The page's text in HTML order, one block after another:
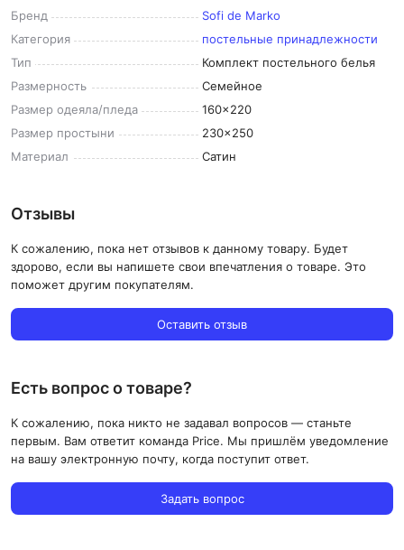
Бренд
Sofi de Marko
Категория
постельные принадлежности
Тип
Комплект постельного белья
Размерность
Семейное
Размер одеяла/пледа
160x220
Размер простыни
230x250
Материал
Сатин
Отзывы
К сожалению, пока нет отзывов к данному товару. Будет
здорово, если вы напишете свои впечатления о товаре. Это
поможет другим покупателям.
Оставить отзыв
Есть вопрос о товаре?
К сожалению, пока никто не задавал вопросов — станьте
первым. Вам ответит команда Price. Мы пришлём уведомление
на вашу электронную почту, когда поступит ответ.
Задать вопрос